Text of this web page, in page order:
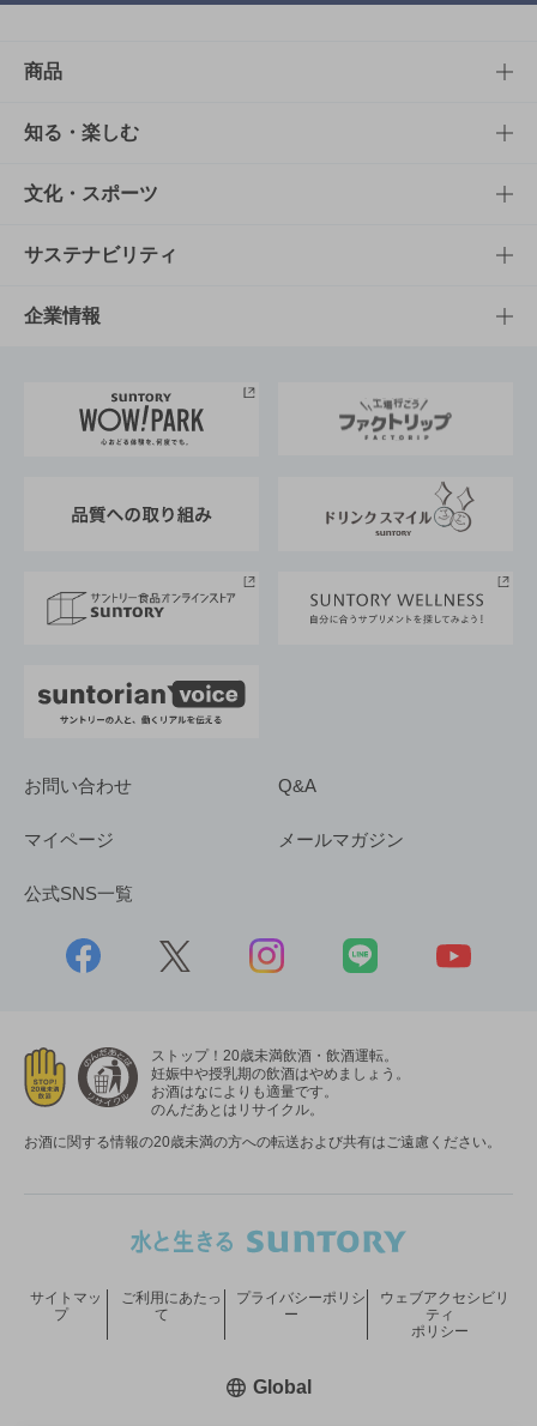
商品
商品TOP
商品一覧
商品発売情報
栄養成分一覧
知る・楽しむ
知る・楽しむTOP
キャンペーン
工場見学
地域情報
文化・スポーツ
文化・スポーツTOP
サントリーホール
サントリーサンバーズ大阪
サステナビリティ
サステナビリティTOP
サントリーが考えるサステナビリティ経営
企業情報
企業概要
採用情報
お問い合わせ Q&A
マイページ メールマガジン
公式SNS一覧
ストップ！20歳未満飲酒・飲酒運転。
妊娠中や授乳期の飲酒はやめましょう。
お酒はなによりも適量です。
のんだあとはリサイクル。
お酒に関する情報の20歳未満の方への転送および共有はご遠慮ください。
サイトマッ
プ
ご利用にあたっ
て
プライバシーポリシ
ー
ウェブアクセシビリ
ティ
ポリシー
Global新しいウィンドウで開く